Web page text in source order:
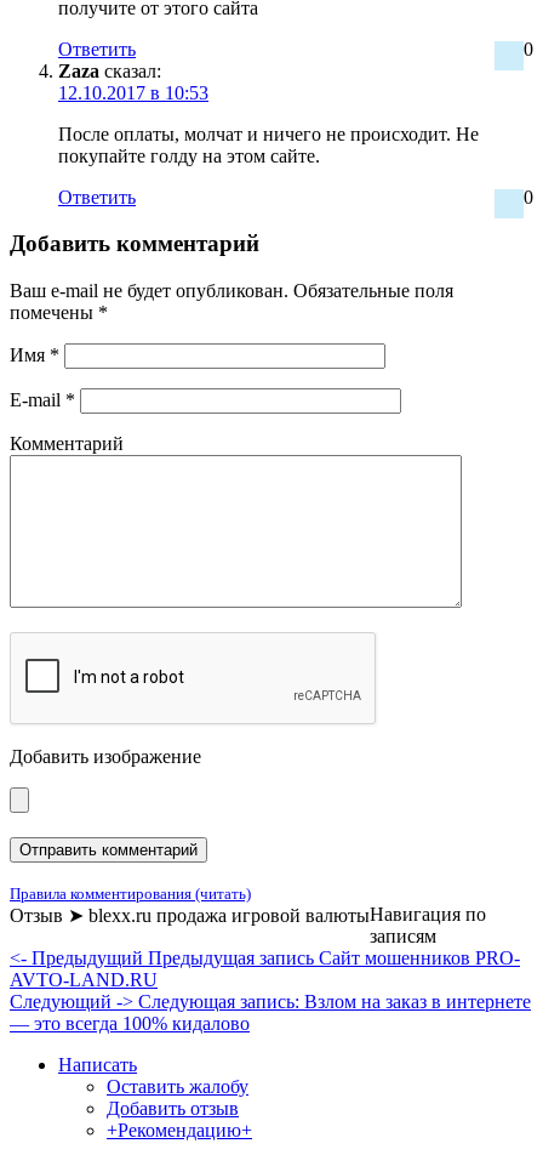
получите от этого сайта
0
Ответить
Zaza сказал:
12.10.2017 в 10:53
После оплаты, молчат и ничего не происходит. Не
покупайте голду на этом сайте.
0
Ответить
Добавить комментарий
Ваш e-mail не будет опубликован. Обязательные поля
помечены *
Имя *
E-mail *
Комментарий
Добавить изображение
Правила комментирования (читать)
Отзыв ➤ blexx.ru продажа игровой валютыНавигация по
записям
<- Предыдущий Предыдущая запись Сайт мошенников PRO-
AVTO-LAND.RU
Следующий -> Следующая запись: Взлом на заказ в интернете
— это всегда 100% кидалово
Написать
Оставить жалобу
Добавить отзыв
+Рекомендацию+